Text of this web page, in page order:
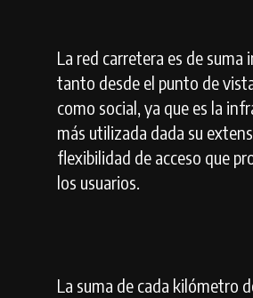
La red carretera es de suma
tanto desde el punto de
como social, ya que es la
más utilizada dada su
flexibilidad de acceso que
los usuarios.
La suma de cada kilómetro